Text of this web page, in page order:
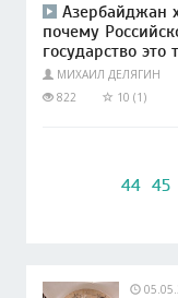
Азербайджан
почему
государство это
МИХАИЛ ДЕЛЯГИН
822
10 (1)
44 45